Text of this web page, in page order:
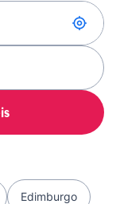
Edimburgo